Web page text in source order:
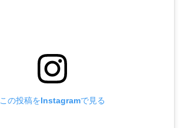
この投稿をInstagramで見る